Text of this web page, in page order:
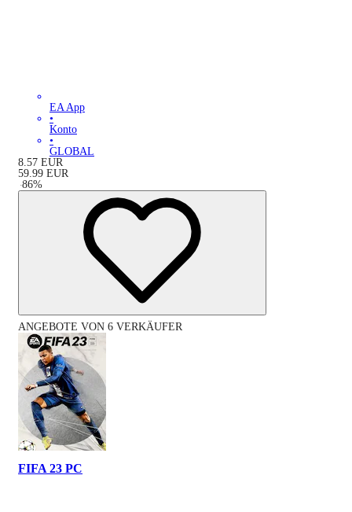
EA App
•
Konto
•
GLOBAL
8.57 EUR
59.99 EUR
-86%
ANGEBOTE VON 6 VERKÄUFER
FIFA 23 PC